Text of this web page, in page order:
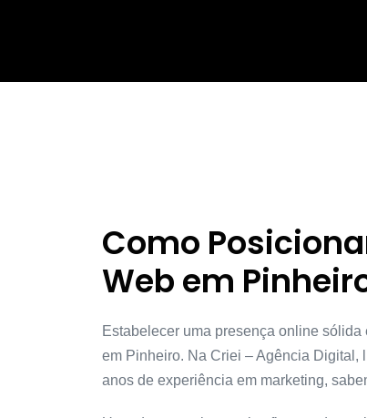
Como
Web em
Estabelecer uma presença online
em Pinheiro. Na Criei – Agência Digital,
anos de experiência em marketing,